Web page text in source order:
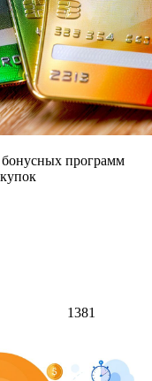
бонусных программ
1381